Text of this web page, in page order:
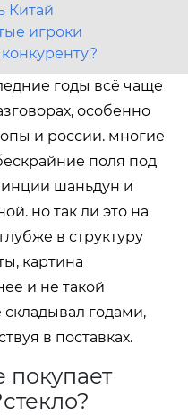
Китай
игроки
годы всё чаще
особенно
и россии. многие
поля под
шаньдун и
но так ли это на
в структуру
картина
и не такой
годами,
в поставках.
покупает